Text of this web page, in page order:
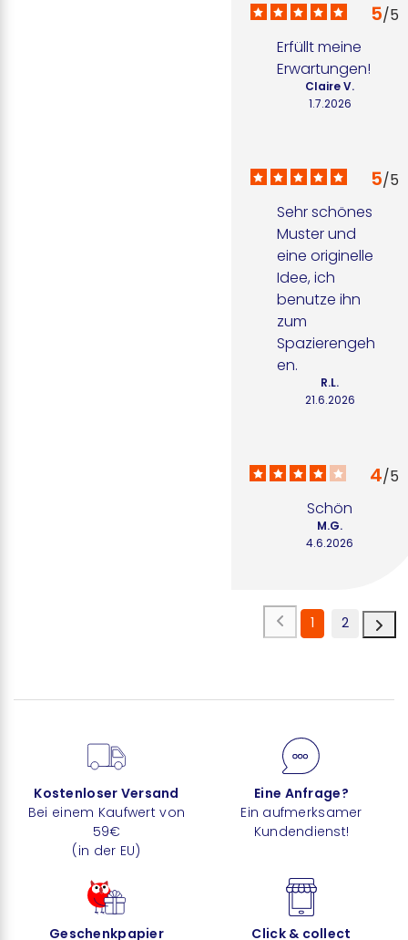
5/5
Erfüllt meine
Erwartungen!
1.7.2026
Claire V.
5/5
Sehr schönes
Muster und
eine originelle
Idee, ich
benutze ihn
zum
Spazierengeh
en.
21.6.2026
R.L.
4/5
Schön
4.6.2026
M.G.
1 2
Kostenloser Versand
Bei einem Kaufwert von
59€
(in der EU)
Eine Anfrage?
Ein aufmerksamer
Kundendienst!
Geschenkpapier
Click & collect